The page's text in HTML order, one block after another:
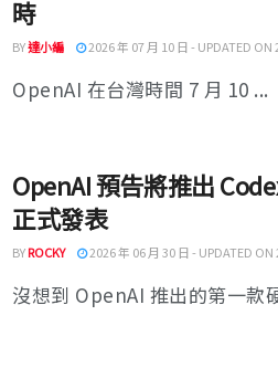
時
BY達小編 2026 年 07 月 10 日 - UPDATED ON
OpenAI 在台灣時間 7 月 10 ...
OpenAI 預告將推出
正式發表
BYROCKY 2026 年 06 月 30 日 - UPDATED ON
沒想到 OpenAI 推出的第一款